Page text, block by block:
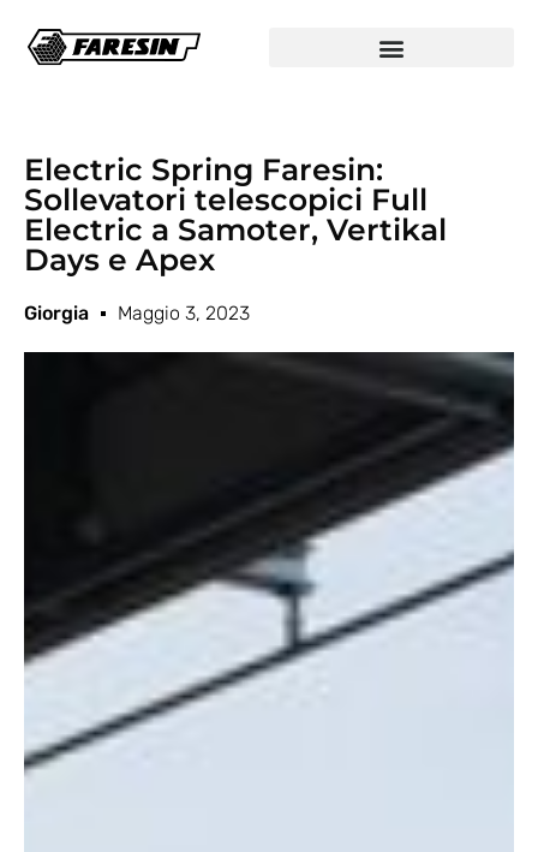
Electric Spring Faresin:
Sollevatori telescopici Full
Electric a Samoter, Vertikal
Days e Apex
Giorgia Maggio 3, 2023